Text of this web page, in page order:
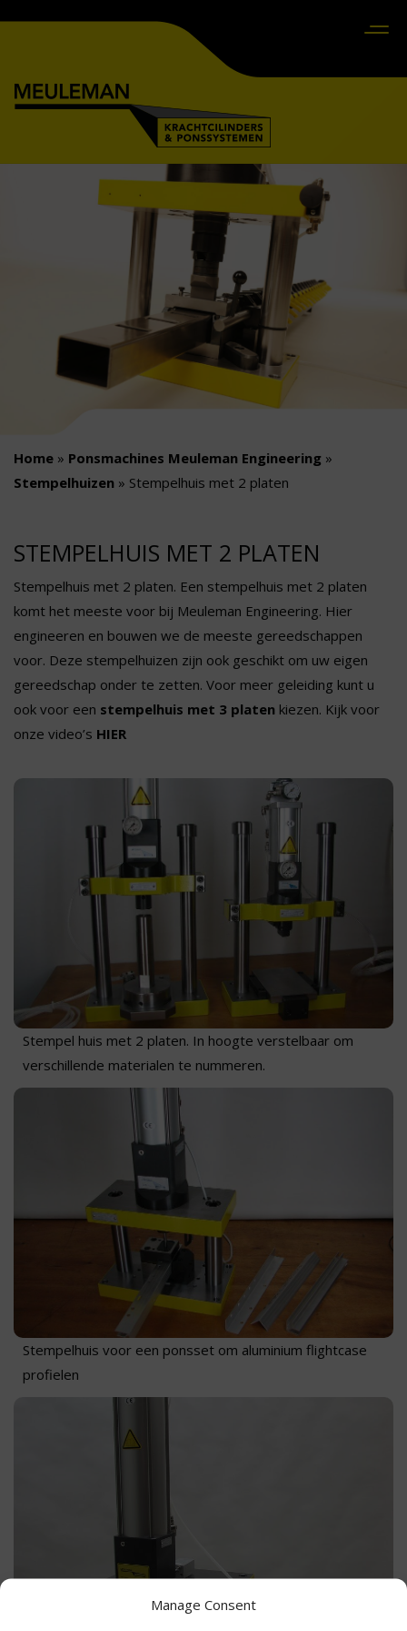
Manage Consent
Home » Ponsmachines Meuleman Engineering »
Stempelhuizen » Stempelhuis met 2 platen
STEMPELHUIS MET 2 PLATEN
Stempelhuis met 2 platen. Een stempelhuis met 2 platen
komt het meeste voor bij Meuleman Engineering. Hier
engineeren en bouwen we de meeste gereedschappen
voor. Deze stempelhuizen zijn ook geschikt om uw eigen
gereedschap onder te zetten. Voor meer geleiding kunt u
ook voor een stempelhuis met 3 platen kiezen. Kijk voor
onze video’s HIER
Stempel huis met 2 platen. In hoogte verstelbaar om
verschillende materialen te nummeren.
Stempelhuis voor een ponsset om aluminium flightcase
profielen